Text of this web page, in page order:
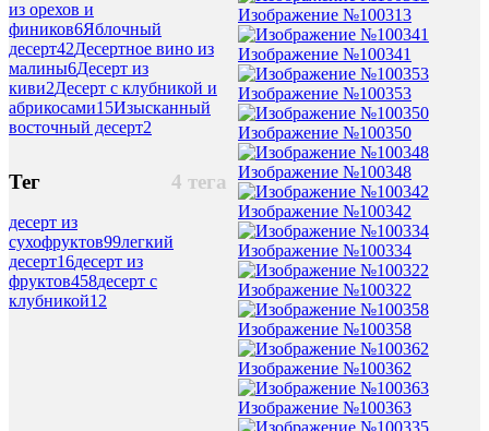
из орехов и
фиников6Яблочный
десерт42Десертное вино из
малины6Десерт из
киви2Десерт с клубникой и
абрикосами15Изысканный
восточный десерт2
4 тега
Тег
десерт из
сухофруктов99легкий
десерт16десерт из
фруктов458десерт с
клубникой12
Изображение №100313
Изображение №100341
Изображение №100353
Изображение №100350
Изображение №100348
Изображение №100342
Изображение №100334
Изображение №100322
Изображение №100358
Изображение №100362
Изображение №100363